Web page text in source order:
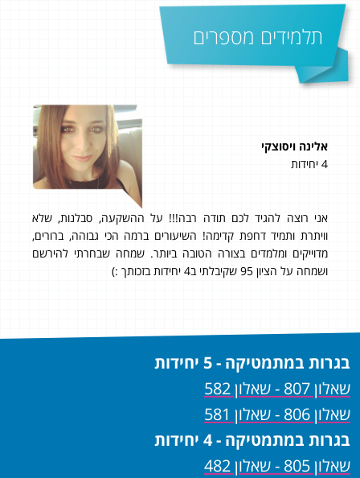
תלמידים מספרים
אלינה ויסוצקי
4 יחידות
אני רוצה להגיד לכם תודה רבה!!! על ההשקעה, סבלנות, שלא
וויתרת ותמיד דחפת קדימה! השיעורים ברמה הכי גבוהה, ברורים,
מדוייקים ומלמדים בצורה הטובה ביותר. שמחה שבחרתי להירשם
ושמחה על הציון 95 שקיבלתי ב4 יחידות בזכותך :)
בגרות במתמטיקה - 5 יחידות
שאלון 807 - שאלון 582
שאלון 806 - שאלון 581
בגרות במתמטיקה - 4 יחידות
שאלון 805 - שאלון 482